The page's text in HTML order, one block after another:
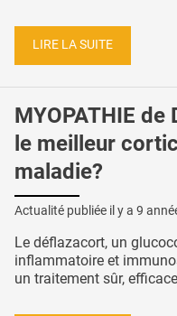
LIRE LA SUITE
MYOPATHIE de
le meilleur
maladie?
Actualité publiée il y a 9
Le déflazacort, un
inflammatoire et
un traitement sûr,